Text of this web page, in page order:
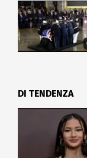
DI TENDENZA